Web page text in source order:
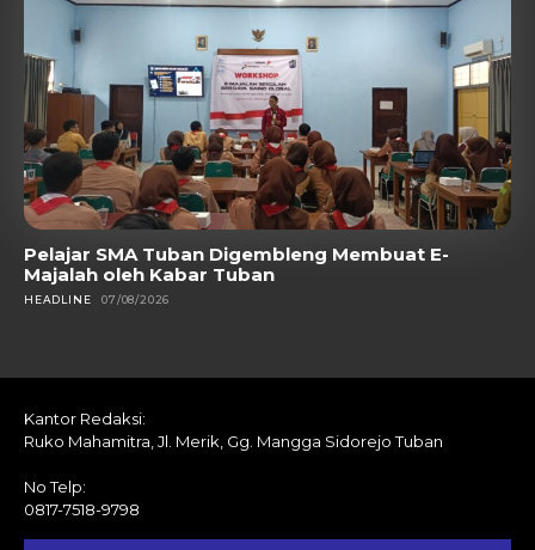
Pelajar SMA Tuban Digembleng Membuat E-
Majalah oleh Kabar Tuban
HEADLINE 07/08/2026
Kantor Redaksi:
Ruko Mahamitra, Jl. Merik, Gg. Mangga Sidorejo Tuban
No Telp:
0817-7518-9798